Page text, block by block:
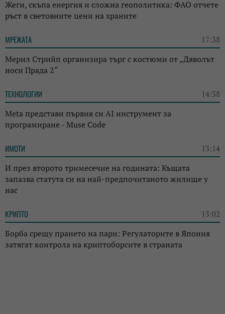
Жеги, скъпа енергия и сложна геополитика: ФАО отчете
ръст в световните цени на храните
МРЕЖАТА 17:38
Мерил Стрийп организира търг с костюми от „Дяволът
носи Прада 2“
ТЕХНОЛОГИИ 14:38
Meta представи първия си AI инструмент за
програмиране - Muse Code
ИМОТИ 13:14
И през второто тримесечие на годината: Къщата
запазва статута си на най-предпочитаното жилище у
нас
КРИПТО 13:02
Борба срещу прането на пари: Регулаторите в Япония
затягат контрола на криптоборсите в страната